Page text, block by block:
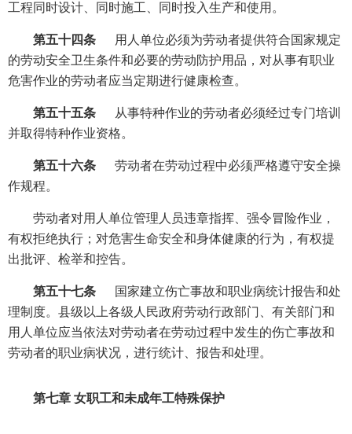
工程同时设计、同时施工、同时投入生产和使用。
第五十四条
用人单位必须为劳动者提供符合国家规定
的劳动安全卫生条件和必要的劳动防护用品，对从事有职业
危害作业的劳动者应当定期进行健康检查。
第五十五条
从事特种作业的劳动者必须经过专门培训
并取得特种作业资格。
第五十六条
劳动者在劳动过程中必须严格遵守安全操
作规程。
劳动者对用人单位管理人员违章指挥、强令冒险作业，
有权拒绝执行；对危害生命安全和身体健康的行为，有权提
出批评、检举和控告。
第五十七条
国家建立伤亡事故和职业病统计报告和处
理制度。县级以上各级人民政府劳动行政部门、有关部门和
用人单位应当依法对劳动者在劳动过程中发生的伤亡事故和
劳动者的职业病状况，进行统计、报告和处理。
第七章 女职工和未成年工特殊保护